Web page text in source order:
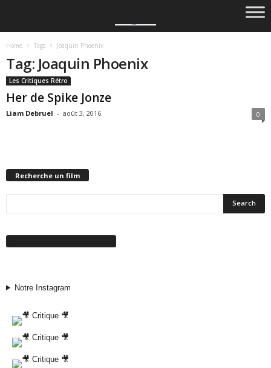
Home Tags Joaquin Phoenix
Tag: Joaquin Phoenix
Les Critiques Rétro
Her de Spike Jonze
Liam Debruel - août 3, 2016 0
Recherche un film
Notre Instagram